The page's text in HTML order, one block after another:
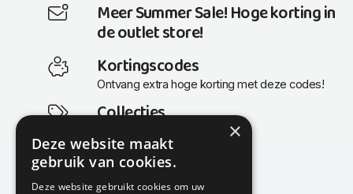
Meer Summer Sale! Hoge korting in
de outlet store!
Kortingscodes
Ontvang extra hoge korting met deze codes!
Collecties
Actuele en populaire collecties
×
Deze website maakt
gebruik van cookies.
Deze website gebruikt cookies om uw